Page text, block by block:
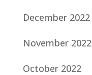
December 2022
November 2022
October 2022